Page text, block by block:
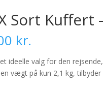
Sort Kuffert
kr..
kr.
is:
999,00 kr..
ideelle valg for den
vægt på kun 2,1 kg,